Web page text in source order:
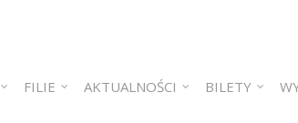
FILIE AKTUALNOŚCI BILETY